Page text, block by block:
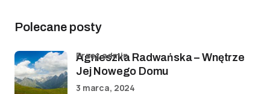
Polecane posty
Agnieszka Radwańska – Wnętrze
Jej Nowego Domu
przez admin
3 marca, 2024